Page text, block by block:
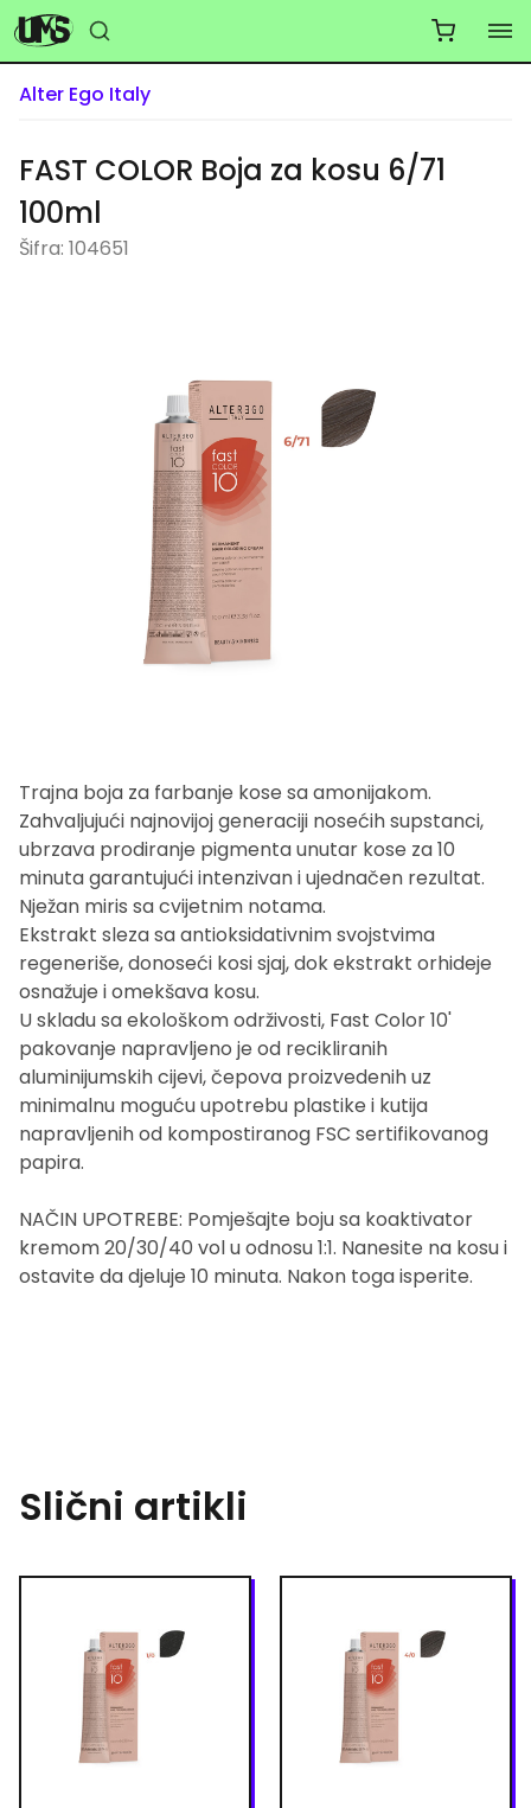
Alter Ego Italy
FAST COLOR Boja za kosu 6/71
100ml
Šifra: 104651
Trajna boja za farbanje kose sa amonijakom.
Zahvaljujući najnovijoj generaciji nosećih supstanci,
ubrzava prodiranje pigmenta unutar kose za 10
minuta garantujući intenzivan i ujednačen rezultat.
Nježan miris sa cvijetnim notama.
Ekstrakt sleza sa antioksidativnim svojstvima
regeneriše, donoseći kosi sjaj, dok ekstrakt orhideje
osnažuje i omekšava kosu.
U skladu sa ekološkom održivosti, Fast Color 10'
pakovanje napravljeno je od recikliranih
aluminijumskih cijevi, čepova proizvedenih uz
minimalnu moguću upotrebu plastike i kutija
napravljenih od kompostiranog FSC sertifikovanog
papira.
NAČIN UPOTREBE: Pomješajte boju sa koaktivator
kremom 20/30/40 vol u odnosu 1:1. Nanesite na kosu i
ostavite da djeluje 10 minuta. Nakon toga isperite.
Slični artikli